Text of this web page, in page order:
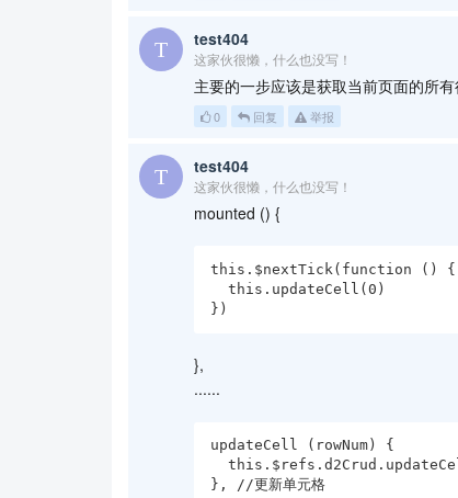
test404
这家伙很懒，什么也没写！
主要的一步应该是获取当前页面的所
0 回复 举报
test404
这家伙很懒，什么也没写！
mounted () {
this.$nextTick(function () {
  this.updateCell(0)
})
},
......
updateCell (rowNum) {
  this.$refs.d2Crud.updateCell(rowNum, 'status', 3)
}, //更新单元格